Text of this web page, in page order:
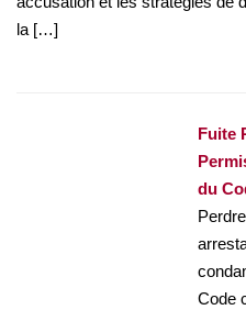
la […]
Fuite
du
Code